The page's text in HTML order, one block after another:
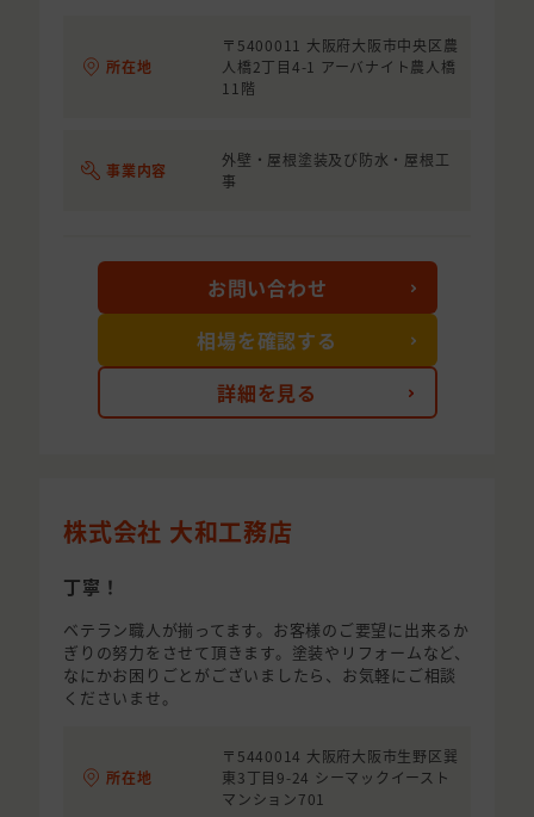
所在地
〒5400011 大阪府大阪市中央区農
人橋2丁目4-1 アーバナイト農人橋
11階
事業内容
外壁・屋根塗装及び防水・屋根工
事
詳細を見る
お問い合わせ
相場を確認する
株式会社 大和工務店
丁寧！
ベテラン職人が揃ってます。お客様のご要望に出来るか
ぎりの努力をさせて頂きます。塗装やリフォームなど、
なにかお困りごとがございましたら、お気軽にご相談
くださいませ。
所在地
〒5440014 大阪府大阪市生野区巽
東3丁目9-24 シーマックイースト
マンション701